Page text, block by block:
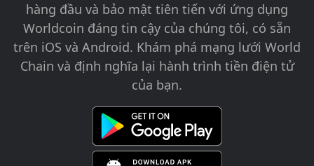
hàng đầu và bảo mật tiên tiến với ứng dụng
Worldcoin đáng tin cậy của chúng tôi, có sẵn
trên iOS và Android. Khám phá mạng lưới World
Chain và định nghĩa lại hành trình tiền điện tử
của bạn.